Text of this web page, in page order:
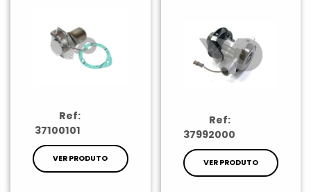
Ref:
37100101
VER PRODUTO
Ref:
37992000
VER PRODUTO